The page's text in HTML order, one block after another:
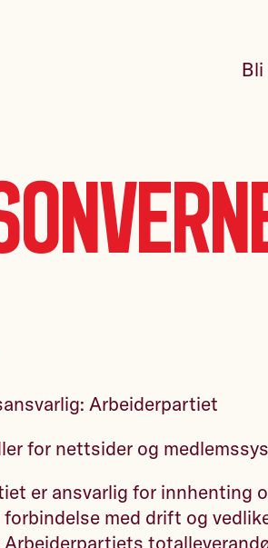
Bli
Arbeiderpartiet
for nettsider og
er ansvarlig for innhenting
forbindelse med drift og
Arbeiderpartiets